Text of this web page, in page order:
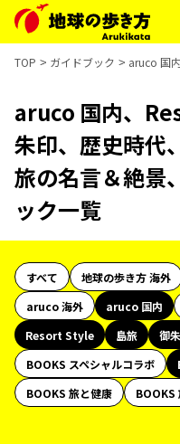
TOP ガイドブック aruco 国
aruco 国内、
朱印、歴史時代
旅の名言＆絶景
ック一覧
すべて 地球の歩き方 海外
aruco 海外
aruco 国内
Resort Style
島旅 御
BOOKS スペシャルコラボ
BOOKS 旅と健康
BOOKS